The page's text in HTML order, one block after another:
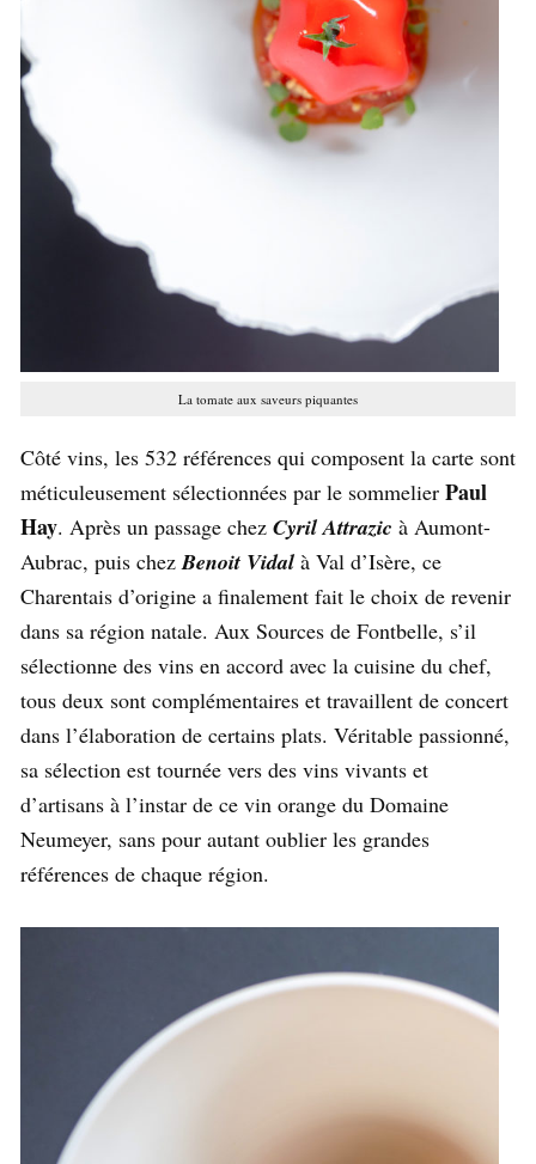
La tomate aux saveurs piquantes
Côté vins, les 532 références qui composent la carte sont
méticuleusement sélectionnées par le sommelier Paul
Hay. Après un passage chez Cyril Attrazic à Aumont-
Aubrac, puis chez Benoit Vidal à Val d’Isère, ce
Charentais d’origine a finalement fait le choix de revenir
dans sa région natale. Aux Sources de Fontbelle, s’il
sélectionne des vins en accord avec la cuisine du chef,
tous deux sont complémentaires et travaillent de concert
dans l’élaboration de certains plats. Véritable passionné,
sa sélection est tournée vers des vins vivants et
d’artisans à l’instar de ce vin orange du Domaine
Neumeyer, sans pour autant oublier les grandes
références de chaque région.